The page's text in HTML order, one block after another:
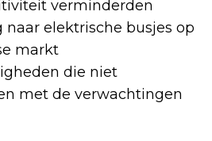
verminderden
naar elektrische busjes op
markt
die niet
met de verwachtingen